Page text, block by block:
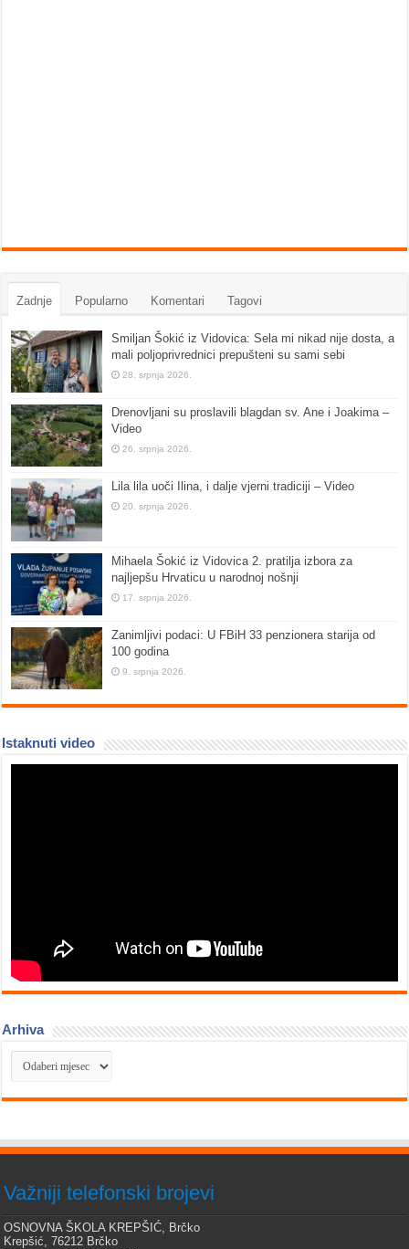
Zadnje Popularno Komentari Tagovi
Smiljan Šokić iz Vidovica: Sela mi nikad nije dosta, a
mali poljoprivrednici prepušteni su sami sebi
28. srpnja 2026.
Drenovljani su proslavili blagdan sv. Ane i Joakima –
Video
26. srpnja 2026.
Lila lila uoči Ilina, i dalje vjerni tradiciji – Video
20. srpnja 2026.
Mihaela Šokić iz Vidovica 2. pratilja izbora za
najljepšu Hrvaticu u narodnoj nošnji
17. srpnja 2026.
Zanimljivi podaci: U FBiH 33 penzionera starija od
100 godina
9. srpnja 2026.
Istaknuti video
Arhiva
Arhiva
Važniji telefonski brojevi
OSNOVNA ŠKOLA KREPŠIĆ, Brčko
Krepšić, 76212 Brčko